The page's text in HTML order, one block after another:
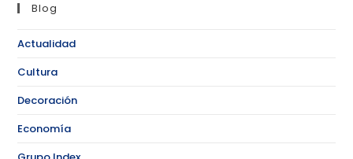
Blog
Actualidad
Cultura
Decoración
Economía